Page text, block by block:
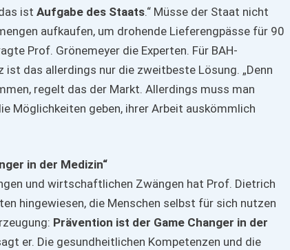
ist Aufgabe des Staats.“ Müsse der Staat nicht
aufkaufen, um drohende Lieferengpässe für 90
Prof. Grönemeyer die Experten. Für BAH-
ist das allerdings nur die zweitbeste Lösung. „Denn
regelt das der Markt. Allerdings muss man
Möglichkeiten geben, ihrer Arbeit auskömmlich
in der Medizin“
und wirtschaftlichen Zwängen hat Prof. Dietrich
hingewiesen, die Menschen selbst für sich nutzen
Prävention ist der Game Changer in der
er. Die gesundheitlichen Kompetenzen und die